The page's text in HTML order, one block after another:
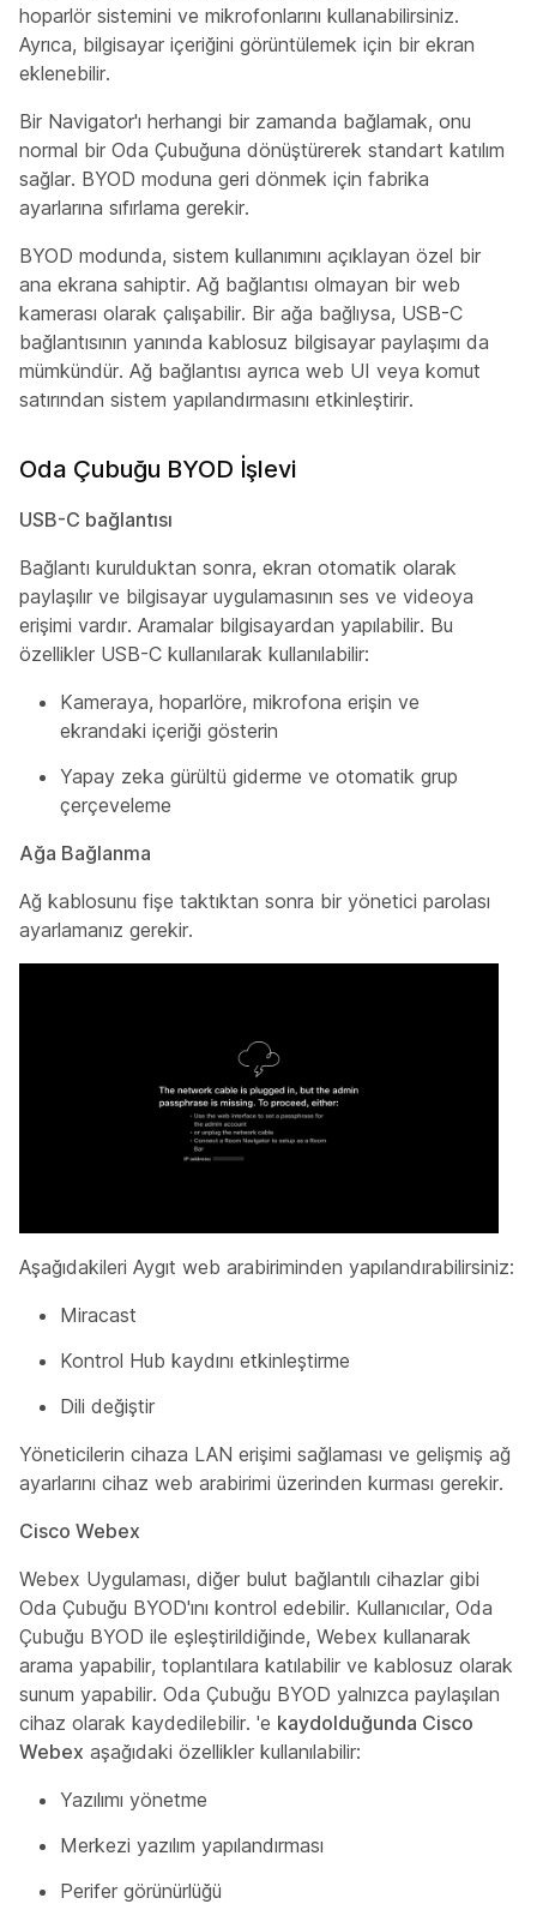
hoparlör sistemini ve mikrofonlarını kullanabilirsiniz.
Ayrıca, bilgisayar içeriğini görüntülemek için bir ekran
eklenebilir.
Bir Navigator'ı herhangi bir zamanda bağlamak, onu
normal bir Oda Çubuğuna dönüştürerek standart katılım
sağlar. BYOD moduna geri dönmek için fabrika
ayarlarına sıfırlama gerekir.
BYOD modunda, sistem kullanımını açıklayan özel bir
ana ekrana sahiptir. Ağ bağlantısı olmayan bir web
kamerası olarak çalışabilir. Bir ağa bağlıysa, USB-C
bağlantısının yanında kablosuz bilgisayar paylaşımı da
mümkündür. Ağ bağlantısı ayrıca web UI veya komut
satırından sistem yapılandırmasını etkinleştirir.
Oda Çubuğu BYOD İşlevi
USB-C bağlantısı
Bağlantı kurulduktan sonra, ekran otomatik olarak
paylaşılır ve bilgisayar uygulamasının ses ve videoya
erişimi vardır. Aramalar bilgisayardan yapılabilir. Bu
özellikler USB-C kullanılarak kullanılabilir:
Kameraya, hoparlöre, mikrofona erişin ve
ekrandaki içeriği gösterin
Yapay zeka gürültü giderme ve otomatik grup
çerçeveleme
Ağa Bağlanma
Ağ kablosunu fişe taktıktan sonra bir yönetici parolası
ayarlamanız gerekir.
Aşağıdakileri Aygıt web arabiriminden yapılandırabilirsiniz:
Miracast
Kontrol Hub kaydını etkinleştirme
Dili değiştir
Yöneticilerin cihaza LAN erişimi sağlaması ve gelişmiş ağ
ayarlarını cihaz web arabirimi üzerinden kurması gerekir.
Cisco Webex
Webex Uygulaması, diğer bulut bağlantılı cihazlar gibi
Oda Çubuğu BYOD'ını kontrol edebilir. Kullanıcılar, Oda
Çubuğu BYOD ile eşleştirildiğinde, Webex kullanarak
arama yapabilir, toplantılara katılabilir ve kablosuz olarak
sunum yapabilir. Oda Çubuğu BYOD yalnızca paylaşılan
cihaz olarak kaydedilebilir. 'e kaydolduğunda Cisco
Webex aşağıdaki özellikler kullanılabilir:
Yazılımı yönetme
Merkezi yazılım yapılandırması
Perifer görünürlüğü